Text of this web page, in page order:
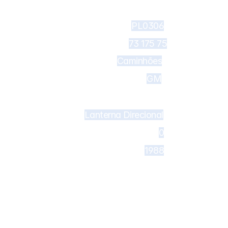
PL0306
73 175 75
Caminhões
GM
Lanterna Direcional
0
1988
- Lanterna delimitadora DAF